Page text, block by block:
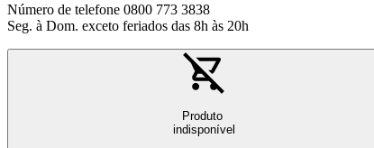
Número de telefone 0800 773 3838
Seg. à Dom. exceto feriados das 8h às 20h
Produto
indisponível